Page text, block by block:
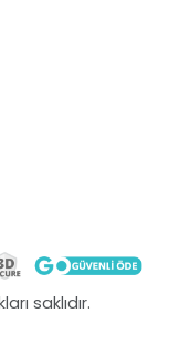
saklıdır.